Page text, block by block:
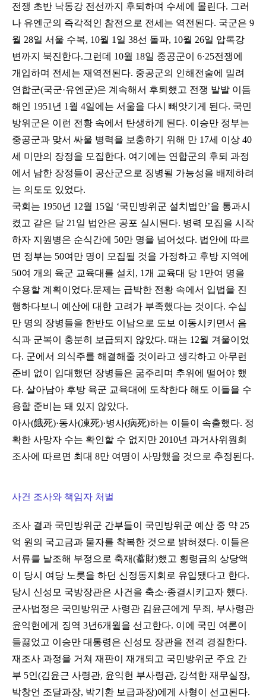
전쟁 초반 낙동강 전선까지 후퇴하며 수세에 몰린다. 그러
나 유엔군의 즉각적인 참전으로 전세는 역전된다. 국군은 9
월 28일 서울 수복, 10월 1일 38선 돌파, 10월 26일 압록강
변까지 북진한다.그런데 10월 18일 중공군이 6·25전쟁에
개입하며 전세는 재역전된다. 중공군의 인해전술에 밀려
연합군(국군·유엔군)은 계속해서 후퇴했고 전쟁 발발 이듬
해인 1951년 1월 4일에는 서울을 다시 빼앗기게 된다. 국민
방위군은 이런 전황 속에서 탄생하게 된다. 이승만 정부는
중공군과 맞서 싸울 병력을 보충하기 위해 만 17세 이상 40
세 미만의 장정을 모집한다. 여기에는 연합군의 후퇴 과정
에서 남한 장정들이 공산군으로 징병될 가능성을 배제하려
는 의도도 있었다.
국회는 1950년 12월 15일 ‘국민방위군 설치법안’을 통과시
켰고 같은 달 21일 법안은 공포 실시된다. 병력 모집을 시작
하자 지원병은 순식간에 50만 명을 넘어섰다. 법안에 따르
면 정부는 50여만 명이 모집될 것을 가정하고 후방 지역에
50여 개의 육군 교육대를 설치, 1개 교육대 당 1만여 명을
수용할 계획이었다.문제는 급박한 전황 속에서 입법을 진
행하다보니 예산에 대한 고려가 부족했다는 것이다. 수십
만 명의 장병들을 한반도 이남으로 도보 이동시키면서 음
식과 군복이 충분히 보급되지 않았다. 때는 12월 겨울이었
다. 군에서 의식주를 해결해줄 것이라고 생각하고 아무런
준비 없이 입대했던 장병들은 굶주리며 추위에 떨어야 했
다. 살아남아 후방 육군 교육대에 도착한다 해도 이들을 수
용할 준비는 돼 있지 않았다.
아사(餓死)·동사(凍死)·병사(病死)하는 이들이 속출했다. 정
확한 사망자 수는 확인할 수 없지만 2010년 과거사위원회
조사에 따르면 최대 8만 여명이 사망했을 것으로 추정된다.
사건 조사와 책임자 처벌
조사 결과 국민방위군 간부들이 국민방위군 예산 중 약 25
억 원의 국고금과 물자를 착복한 것으로 밝혀졌다. 이들은
서류를 날조해 부정으로 축재(蓄財)했고 횡령금의 상당액
이 당시 여당 노릇을 하던 신정동지회로 유입됐다고 한다.
당시 신성모 국방장관은 사건을 축소·종결시키고자 했다.
군사법정은 국민방위군 사령관 김윤근에게 무죄, 부사령관
윤익헌에게 징역 3년6개월을 선고한다. 이에 국민 여론이
들끓었고 이승만 대통령은 신성모 장관을 전격 경질한다.
재조사 과정을 거쳐 재판이 재개되고 국민방위군 주요 간
부 5인(김윤근 사령관, 윤익헌 부사령관, 강석한 재무실장,
박창언 조달과장, 박기환 보급과장)에게 사형이 선고된다.